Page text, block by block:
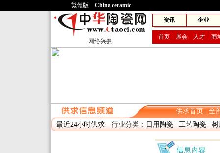
繁體版 China ceramic
网络兴瓷
资讯 企业
首页 展会 人才 商
供求首页|全
最近24小时供求行业分类： 日用陶瓷| 工艺陶瓷| 树